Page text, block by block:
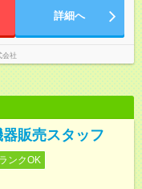
詳細へ
会社
器販売スタッフ
ンクOK